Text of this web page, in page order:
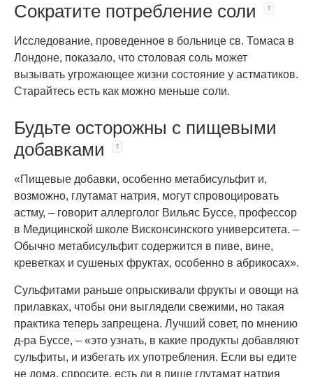
Сократите потребление соли
Исследование, проведенное в больнице св. Томаса в
Лондоне, показало, что столовая соль может
вызывать угрожающее жизни состояние у астматиков.
Старайтесь есть как можно меньше соли.
Будьте осторожны с пищевыми
добавками
«Пищевые добавки, особенно метабисульфит и,
возможно, глутамат натрия, могут спровоцировать
астму, – говорит аллерголог Вильяс Буссе, профессор
в Медицинской школе Висконсинского университета. –
Обычно метабисульфит содержится в пиве, вине,
креветках и сушеных фруктах, особенно в абрикосах».
Сульфитами раньше опрыскивали фрукты и овощи на
прилавках, чтобы они выглядели свежими, но такая
практика теперь запрещена. Лучший совет, по мнению
д-ра Буссе, – «это узнать, в какие продукты добавляют
сульфиты, и избегать их употребления. Если вы едите
не дома, спросите, есть ли в пище глутамат натрия